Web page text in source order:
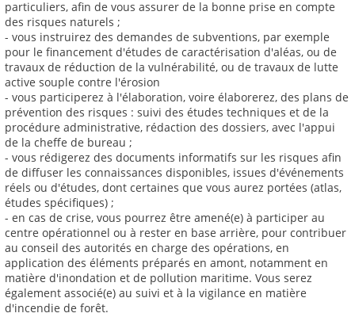
particuliers, afin de vous assurer de la bonne prise en compte
des risques naturels ;
- vous instruirez des demandes de subventions, par exemple
pour le financement d'études de caractérisation d'aléas, ou de
travaux de réduction de la vulnérabilité, ou de travaux de lutte
active souple contre l'érosion
- vous participerez à l'élaboration, voire élaborerez, des plans de
prévention des risques : suivi des études techniques et de la
procédure administrative, rédaction des dossiers, avec l'appui
de la cheffe de bureau ;
- vous rédigerez des documents informatifs sur les risques afin
de diffuser les connaissances disponibles, issues d'événements
réels ou d'études, dont certaines que vous aurez portées (atlas,
études spécifiques) ;
- en cas de crise, vous pourrez être amené(e) à participer au
centre opérationnel ou à rester en base arrière, pour contribuer
au conseil des autorités en charge des opérations, en
application des éléments préparés en amont, notamment en
matière d'inondation et de pollution maritime. Vous serez
également associé(e) au suivi et à la vigilance en matière
d'incendie de forêt.